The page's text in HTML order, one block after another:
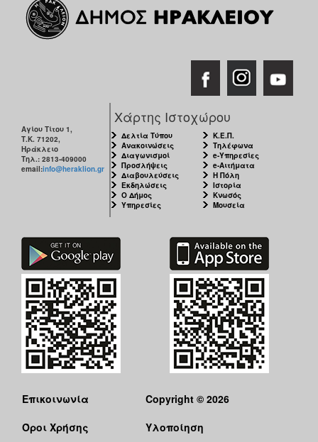
Αγίου Τίτου 1,
Τ.Κ. 71202,
Ηράκλειο
Τηλ.: 2813-409000
email:info@heraklion.gr
Χάρτης Ιστοχώρου
Δελτία Τύπου
Ανακοινώσεις
Διαγωνισμοί
Προσλήψεις
Διαβουλεύσεις
Εκδηλώσεις
Ο Δήμος
Υπηρεσίες
Κ.Ε.Π.
Τηλέφωνα
e-Υπηρεσίες
e-Αιτήματα
Η Πόλη
Ιστορία
Κνωσός
Μουσεία
Επικοινωνία
Όροι Χρήσης
Copyright © 2026
Υλοποίηση